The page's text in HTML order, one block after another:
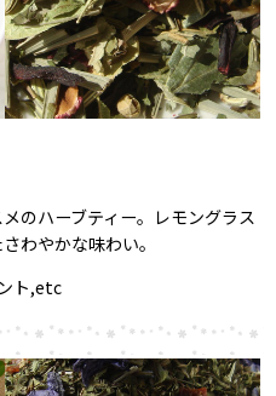
のハーブティー。レモングラス
わやかな味わい。
ト,etc